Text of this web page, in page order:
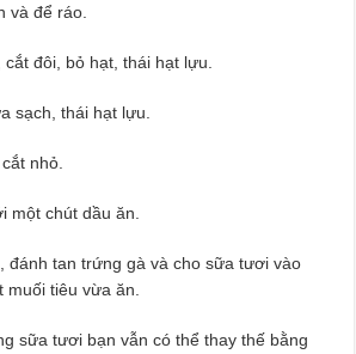
và để ráo.
đôi, bỏ hạt, thái hạt lựu.
sạch, thái hạt lựu.
nhỏ.
một chút dầu ăn.
đánh tan trứng gà và cho sữa tươi vào
tiêu vừa ăn.
sữa tươi bạn vẫn có thể thay thế bằng